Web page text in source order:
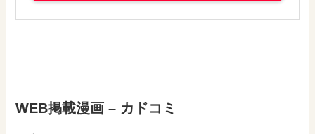
WEB掲載漫画 – カドコミ